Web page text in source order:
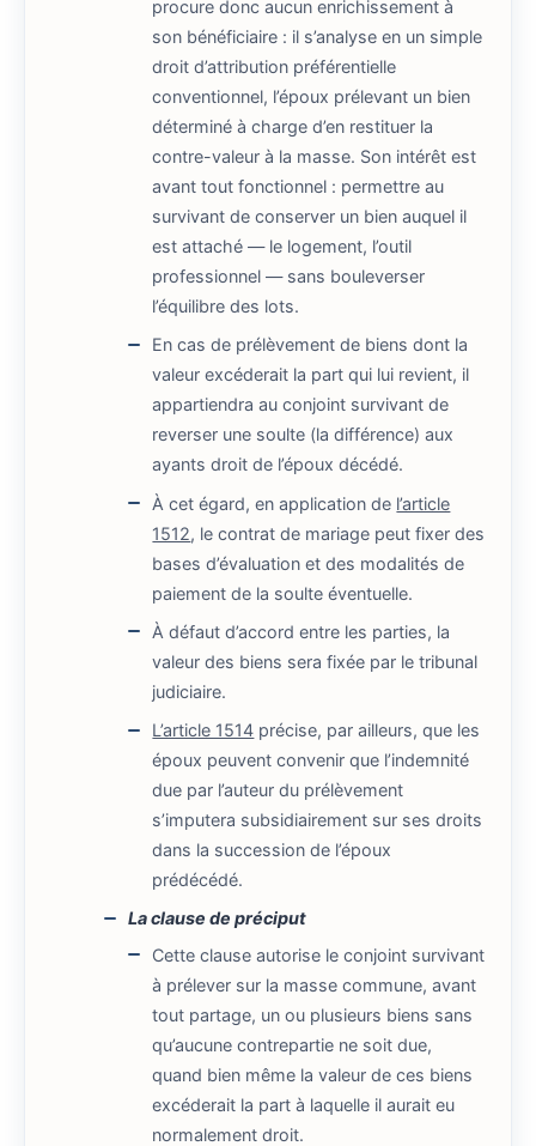
procure donc aucun enrichissement à
son bénéficiaire : il s’analyse en un simple
droit d’attribution préférentielle
conventionnel, l’époux prélevant un bien
déterminé à charge d’en restituer la
contre-valeur à la masse. Son intérêt est
avant tout fonctionnel : permettre au
survivant de conserver un bien auquel il
est attaché — le logement, l’outil
professionnel — sans bouleverser
l’équilibre des lots.
En cas de prélèvement de biens dont la
valeur excéderait la part qui lui revient, il
appartiendra au conjoint survivant de
reverser une soulte (la différence) aux
ayants droit de l’époux décédé.
À cet égard, en application de l’article
1512, le contrat de mariage peut fixer des
bases d’évaluation et des modalités de
paiement de la soulte éventuelle.
À défaut d’accord entre les parties, la
valeur des biens sera fixée par le tribunal
judiciaire.
L’article 1514 précise, par ailleurs, que les
époux peuvent convenir que l’indemnité
due par l’auteur du prélèvement
s’imputera subsidiairement sur ses droits
dans la succession de l’époux
prédécédé.
La clause de préciput
Cette clause autorise le conjoint survivant
à prélever sur la masse commune, avant
tout partage, un ou plusieurs biens sans
qu’aucune contrepartie ne soit due,
quand bien même la valeur de ces biens
excéderait la part à laquelle il aurait eu
normalement droit.